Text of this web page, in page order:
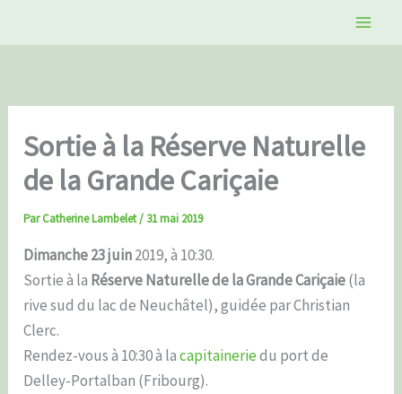
Sortie à la Réserve Naturelle
de la Grande Cariçaie
ParCatherine Lambelet/ 31 mai 2019
Dimanche 23 juin2019, à 10:30.
Sortie à la Réserve Naturelle de la Grande Cariçaie(la
rive sud du lac de Neuchâtel), guidée par Christian
Clerc.
Rendez-vous à 10:30 à lacapitaineriedu port de
Delley-Portalban (Fribourg).